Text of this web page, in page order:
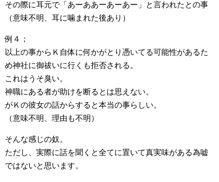
その際に耳元で「あーああーあーあー」と言われたとの事
（意味不明、耳に噛まれた後あり）
例４；
以上の事からＫ自体に何かがとり憑いてる可能性があるた
め神社に御祓いに行くも拒否される。
これはうそ臭い。
神職にある者が助けを断るとは思えない。
がＫの彼女の話からすると本当の事らしい。
（意味不明、理由も不明）
そんな感じの奴。
ただし、実際に話を聞くと全てに置いて真実味がある為嘘
ではないと思います。